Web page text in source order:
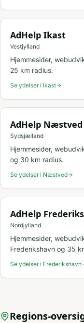
AdHelp Ikast
Vestjylland
Hjemmesider,
25 km radius.
Se ydelser i Ikast
AdHelp Næstved
Sydsjælland
Hjemmesider,
og 30 km radius.
Se ydelser i Næstved
AdHelp
Nordjylland
Hjemmesider,
Frederikshavn og 35
Se ydelser i Frederikshavn
Regions-